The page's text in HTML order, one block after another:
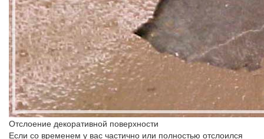
Отслоение декоративной поверхности
Если со временем у вас частично или полностью отслоился